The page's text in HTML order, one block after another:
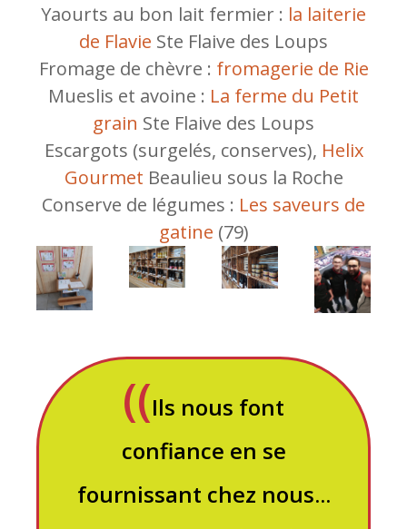
Yaourts au bon lait fermier : la laiterie
de Flavie Ste Flaive des Loups
Fromage de chèvre : fromagerie de Rie
Mueslis et avoine : La ferme du Petit
grain Ste Flaive des Loups
Escargots (surgelés, conserves), Helix
Gourmet Beaulieu sous la Roche
Conserve de légumes : Les saveurs de
gatine (79)
Ils nous font
confiance en se
fournissant chez nous...